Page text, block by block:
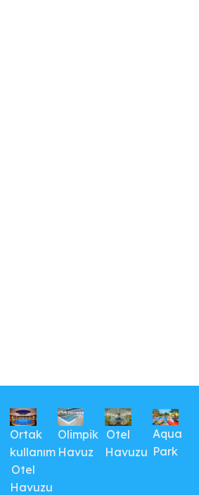
Ortak
kullanım
Otel
Havuzu
Olimpik
Havuz
Otel
Havuzu
Aqua
Park